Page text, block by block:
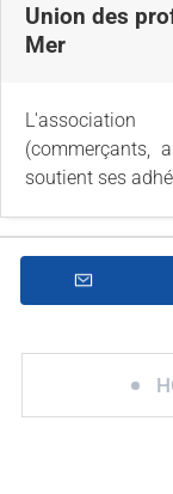
Union des
Mer
(commerçants,
soutient ses